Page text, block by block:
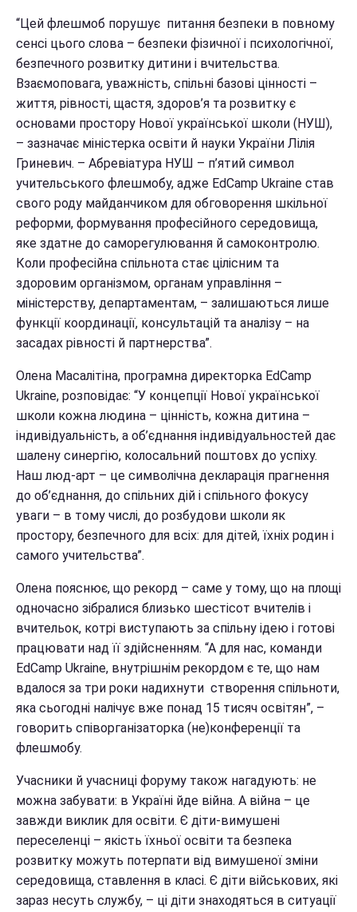
“Цей флешмоб порушує питання безпеки в повному
сенсі цього слова – безпеки фізичної і психологічної,
безпечного розвитку дитини і вчительства.
Взаємоповага, уважність, спільні базові цінності –
життя, рівності, щастя, здоров’я та розвитку є
основами простору Нової української школи (НУШ),
– зазначає міністерка освіти й науки України Лілія
Гриневич. – Абревіатура НУШ – п’ятий символ
учительського флешмобу, адже EdCamp Ukraine став
свого роду майданчиком для обговорення шкільної
реформи, формування професійного середовища,
яке здатне до саморегулювання й самоконтролю.
Коли професійна спільнота стає цілісним та
здоровим організмом, органам управління –
міністерству, департаментам, – залишаються лише
функції координації, консультацій та аналізу – на
засадах рівності й партнерства”.
Олена Масалітіна, програмна директорка EdCamp
Ukraine, розповідає: “У концепції Нової української
школи кожна людина – цінність, кожна дитина –
індивідуальність, а об’єднання індивідуальностей дає
шалену синергію, колосальний поштовх до успіху.
Наш люд-арт – це символічна декларація прагнення
до об’єднання, до спільних дій і спільного фокусу
уваги – в тому числі, до розбудови школи як
простору, безпечного для всіх: для дітей, їхніх родин і
самого учительства”.
Олена пояснює, що рекорд – саме у тому, що на площі
одночасно зібралися близько шестісот вчителів і
вчительок, котрі виступають за спільну ідею і готові
працювати над її здійсненням. “А для нас, команди
EdCamp Ukraine, внутрішнім рекордом є те, що нам
вдалося за три роки надихнути створення спільноти,
яка сьогодні налічує вже понад 15 тисяч освітян”, –
говорить співорганізаторка (не)конференції та
флешмобу.
Учасники й учасниці форуму також нагадують: не
можна забувати: в Україні йде війна. А війна – це
завжди виклик для освіти. Є діти-вимушені
переселенці – якість їхньої освіти та безпека
розвитку можуть потерпати від вимушеної зміни
середовища, ставлення в класі. Є діти військових, які
зараз несуть службу, – ці діти знаходяться в ситуації